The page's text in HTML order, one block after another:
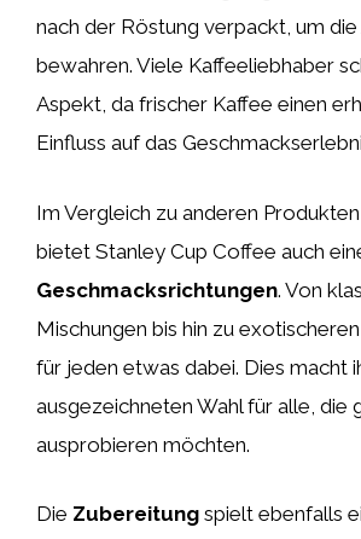
nach der Röstung verpackt, um
bewahren. Viele Kaffeeliebhaber
Aspekt, da frischer Kaffee einen
Einfluss auf das
Im Vergleich zu anderen
bietet Stanley Cup Coffee auch
Geschmacksrichtungen. Von
Mischungen bis hin zu
für jeden etwas dabei. Dies macht
ausgezeichneten Wahl für alle, die
ausprobieren möchten.
Die Zubereitung spielt ebenfalls